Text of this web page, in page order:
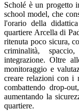
Scholé è un progetto
school model, che
l'orario della
quartiere Arcella di
ritenuta poco sicura,
criminalità,
integrazione. Oltre
monitoraggio e
creare relazioni con i
combattendo drop-
aumentando la
quartiere.